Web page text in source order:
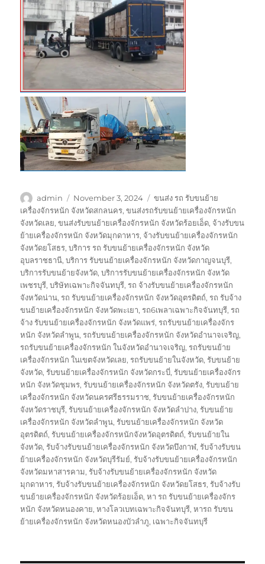
Author
admin
Posted
on
November 3, 2024 Tags
ขนส่ง รถ รับขนย้าย
เครื่องจักรหนัก จังหวัดสกลนคร,ขนส่งรถรับขนย้ายเครื่องจักรหนัก
จังหวัดเลย,ขนส่งรับขนย้ายเครื่องจักรหนัก จังหวัดร้อยเอ็ด, จ้างรับขน
ย้ายเครื่องจักรหนัก จังหวัดมุกดาหาร, จ้างรับขนย้ายเครื่องจักรหนัก
จังหวัดยโสธร,บริการ รถ รับขนย้ายเครื่องจักรหนัก จังหวัด
อุบลราชธานี,บริการ รับขนย้ายเครื่องจักรหนัก จังหวัดกาญจนบุรี,
บริการรับขนย้ายจังหวัด,บริการรับขนย้ายเครื่องจักรหนัก จังหวัด
เพชรบุรี,บริษัทเฉพาะกิจจันทบุรี,รถ จ้างรับขนย้ายเครื่องจักรหนัก
จังหวัดน่าน,รถ รับขนย้ายเครื่องจักรหนัก จังหวัดอุตรดิตถ์,รถ รับจ้าง
ขนย้ายเครื่องจักรหนัก จังหวัดพะเยา,รถ6เพลาเฉพาะกิจจันทบุรี,รถ
จ้าง รับขนย้ายเครื่องจักรหนัก จังหวัดแพร่,รถรับขนย้ายเครื่องจักร
หนัก จังหวัดลำพูน,รถรับขนย้ายเครื่องจักรหนัก จังหวัดอำนาจเจริญ,
รถรับขนย้ายเครื่องจักรหนัก ในจังหวัดอำนาจเจริญ,รถรับขนย้าย
เครื่องจักรหนัก ในเขตจังหวัดเลย,รถรับขนย้ายในจังหวัด,รับขนย้าย
จังหวัด,รับขนย้ายเครื่องจักรหนัก จังหวัดกระบี่,รับขนย้ายเครื่องจักร
หนัก จังหวัดชุมพร,รับขนย้ายเครื่องจักรหนัก จังหวัดตรัง,รับขนย้าย
เครื่องจักรหนัก จังหวัดนครศรีธรรมราช,รับขนย้ายเครื่องจักรหนัก
จังหวัดราชบุรี,รับขนย้ายเครื่องจักรหนัก จังหวัดลำปาง,รับขนย้าย
เครื่องจักรหนัก จังหวัดลำพูน,รับขนย้ายเครื่องจักรหนัก จังหวัด
อุตรดิตถ์,รับขนย้ายเครื่องจักรหนักจังหวัดอุตรดิตถ์,รับขนย้ายใน
จังหวัด,รับจ้างรับขนย้ายเครื่องจักรหนัก จังหวัดบึงกาฬ,รับจ้างรับขน
ย้ายเครื่องจักรหนัก จังหวัดบุรีรัมย์,รับจ้างรับขนย้ายเครื่องจักรหนัก
จังหวัดมหาสารคาม,รับจ้างรับขนย้ายเครื่องจักรหนัก จังหวัด
มุกดาหาร,รับจ้างรับขนย้ายเครื่องจักรหนัก จังหวัดยโสธร,รับจ้างรับ
ขนย้ายเครื่องจักรหนัก จังหวัดร้อยเอ็ด,หา รถ รับขนย้ายเครื่องจักร
หนัก จังหวัดหนองคาย,หางโลวเบทเฉพาะกิจจันทบุรี,หารถ รับขน
ย้ายเครื่องจักรหนัก จังหวัดหนองบัวลำภู, เฉพาะกิจจันทบุรี